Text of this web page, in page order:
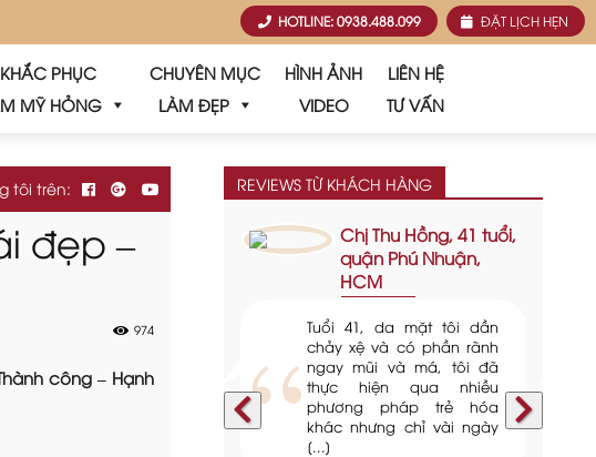
HOTLINE: 0938.488.099 ĐẶT LỊCH HẸN
KHẮC PHỤC
MỸ HỎNG
CHUYÊN MỤC
LÀM ĐẸP
HÌNH ẢNH
VIDEO
LIÊN HỆ
TƯ VẤN
tôi trên:
đẹp –
974
công – Hạnh
REVIEWS TỪ KHÁCH HÀNG
Chị Thu Hồng, 41 tuổi,
quận Phú Nhuận,
HCM
Tuổi 41, da mặt tôi dần
chảy xệ và có phần rãnh
ngay mũi và má, tôi đã
thực hiện qua nhiều
phương pháp trẻ hóa
khác nhưng chỉ vài ngày
[...]